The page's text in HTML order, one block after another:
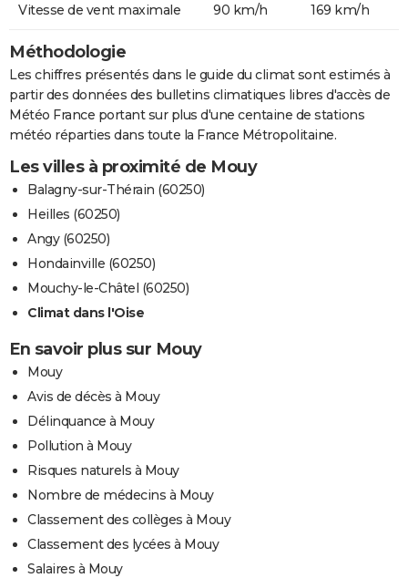
Vitesse de vent maximale 90 km/h 169 km/h
Méthodologie
Les chiffres présentés dans le guide du climat sont estimés à
partir des données des bulletins climatiques libres d'accès de
Météo France portant sur plus d'une centaine de stations
météo réparties dans toute la France Métropolitaine.
Les villes à proximité de Mouy
Balagny-sur-Thérain (60250)
Heilles (60250)
Angy (60250)
Hondainville (60250)
Mouchy-le-Châtel (60250)
Climat dans l'Oise
En savoir plus sur Mouy
Mouy
Avis de décès à Mouy
Délinquance à Mouy
Pollution à Mouy
Risques naturels à Mouy
Nombre de médecins à Mouy
Classement des collèges à Mouy
Classement des lycées à Mouy
Salaires à Mouy